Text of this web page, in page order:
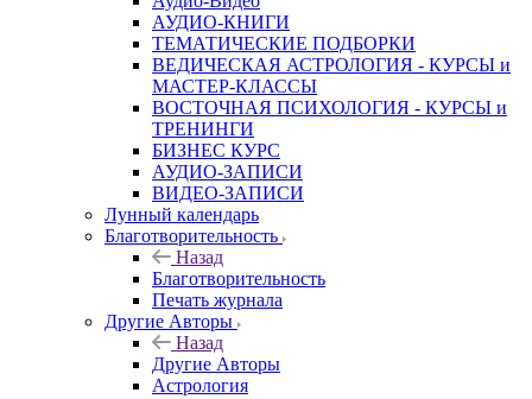
АУДИО-КНИГИ
ТЕМАТИЧЕСКИЕ ПОДБОРКИ
ВЕДИЧЕСКАЯ АСТРОЛОГИЯ - КУРСЫ и
МАСТЕР-КЛАССЫ
ВОСТОЧНАЯ ПСИХОЛОГИЯ - КУРСЫ и
ТРЕНИНГИ
БИЗНЕС КУРС
АУДИО-ЗАПИСИ
ВИДЕО-ЗАПИСИ
Лунный календарь
Благотворительность
Назад
Благотворительность
Печать журнала
Другие Aвторы
Назад
Другие Aвторы
Астрология